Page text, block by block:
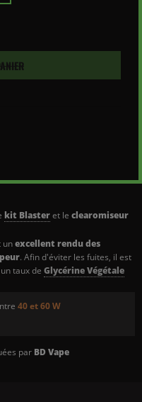
kit Blasteret le clearomiseur
unexcellent rendu des
. Afin d'éviter les fuites, il est
taux de GlycérineVégétale
40 et 60 W
par BD Vape